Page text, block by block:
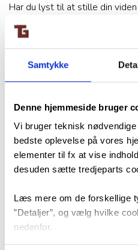
Samtykke
Denne hjemmeside bruger
Vi bruger teknisk
bedste oplevelse på vores
elementer til fx at vise
desuden sætte tredjeparts
Læs mere om de forskellige
”Detaljer”, og vælg hvilke
nedenfor.
Har du lyst til at stille din
studie/erhverv/livet efter TG
elever, kan du tilmelde dig TG
Formålet med alumner er at
håber, at du har lyst til at
TG har brug for dine
bygge bro mellem gymnasiet
Tilmelding